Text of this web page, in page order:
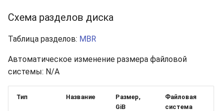
Схема разделов диска
Таблица разделов: MBR
Автоматическое изменение размера файловой
системы: N/A
Тип Название
Размер,
GiB
Файловая
система